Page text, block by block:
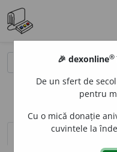
definiții (1)
🎉 dexonline®
De un sfert de
pentru
Cu o mică donație
cuvintele la